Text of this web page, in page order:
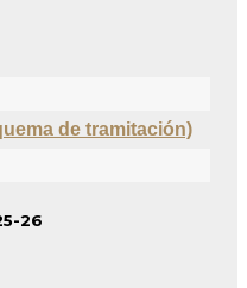
de tramitación)
26